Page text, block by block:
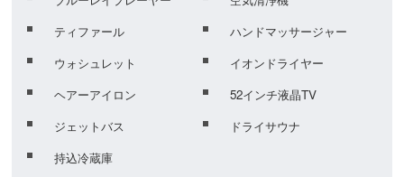
ティファール
ハンドマッサージャー
ウォシュレット
イオンドライヤー
ヘアーアイロン
52インチ液晶TV
ジェットバス
ドライサウナ
持込冷蔵庫